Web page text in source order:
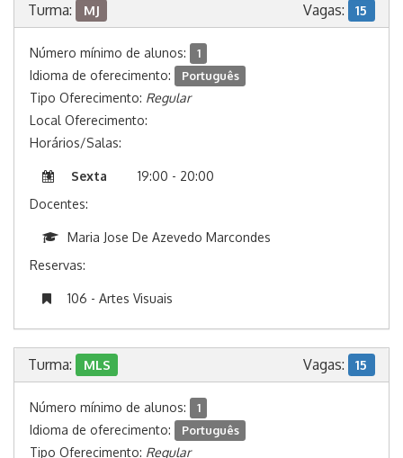
Turma: MJ Vagas: 15
Número mínimo de alunos: 1
Idioma de oferecimento: Português
Tipo Oferecimento: Regular
Local Oferecimento:
Horários/Salas:
Sexta
19:00 - 20:00
Docentes:
Maria Jose De Azevedo Marcondes
Reservas:
106 - Artes Visuais
Turma: MLS Vagas: 15
Número mínimo de alunos: 1
Idioma de oferecimento: Português
Tipo Oferecimento: Regular